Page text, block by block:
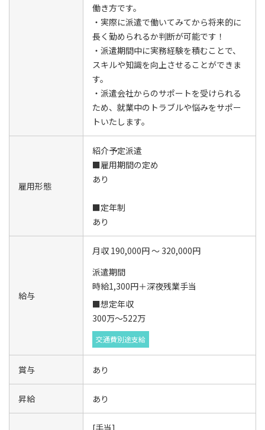
働き方です。
・実際に派遣で働いてみてから将来的に
長く勤められるか判断が可能です！
・派遣期間中に実務経験を積むことで、
スキルや知識を向上させることができま
す。
・派遣会社からのサポートを受けられる
ため、就業中のトラブルや悩みをサポー
トいたします。
雇用形態
紹介予定派遣
■雇用期間の定め
あり
■定年制
あり
給与
月収 190,000円 ～ 320,000円
派遣期間
時給1,300円＋深夜残業手当
■想定年収
300万～522万
交通費別途支給
賞与 あり
昇給 あり
[手当]